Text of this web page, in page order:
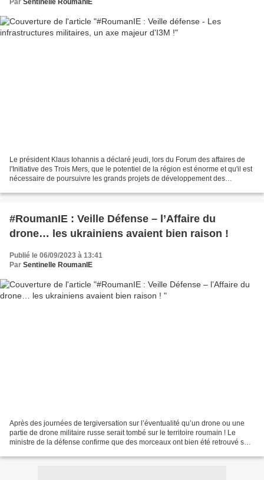
Le président Klaus Iohannis a déclaré jeudi, lors du Forum des affaires de
l'Initiative des Trois Mers, que le potentiel de la région est énorme et qu'il est
nécessaire de poursuivre les grands projets de développement des
#RoumanIE : Veille Défense – l’Affaire du
drone… les ukrainiens avaient bien raison !
Publié le 06/09/2023 à 13:41
Par Sentinelle RoumanIE
Après des journées de tergiversation sur l’éventualité qu’un drone ou une
partie de drone militaire russe serait tombé sur le territoire roumain ! Le
ministre de la défense confirme que des morceaux ont bien été retrouvé sur